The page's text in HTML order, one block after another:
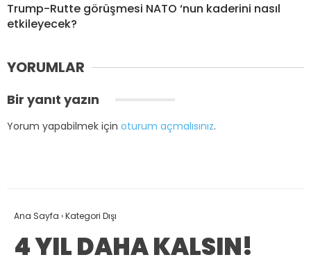
Trump-Rutte görüşmesi NATO ‘nun kaderini nasıl
etkileyecek?
YORUMLAR
Bir yanıt yazın
Yorum yapabilmek için oturum açmalısınız.
Ana Sayfa ›Kategori Dışı
4 YIL DAHA KALSIN!